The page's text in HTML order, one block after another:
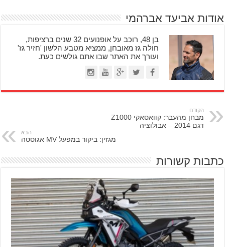
אודות אביעד אברהמי
בן 48, רוכב על אופנועים 32 שנים ברציפות,
חולה גז מאובחן, ממציא מטבע הלשון 'חזיר גז'
ועורך את האתר שבו אתם גולשים כעת.
הקודם
מבחן מהעבר: קוואסאקי Z1000
דגם 2014 – אבולוציה
הבא
מגזין: ביקור במפעל MV אגוסטה
כתבות קשורות